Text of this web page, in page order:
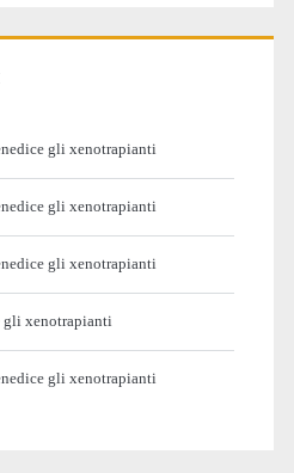
gli xenotrapianti
gli xenotrapianti
gli xenotrapianti
gli xenotrapianti
gli xenotrapianti